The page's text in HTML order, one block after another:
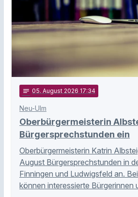
notes 05. August 2026 17:34
Neu-Ulm
Oberbürgermeisterin
Bürgersprechstunden ein
Oberbürgermeisterin Katrin
August Bürgersprechstunden in
Finningen und Ludwigsfeld an.
können interessierte Bürgerinnen